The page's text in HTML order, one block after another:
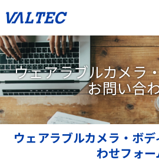
ウェアラブルカメラ
お問い合
ウェアラブルカメラ・ボ
わせフォー